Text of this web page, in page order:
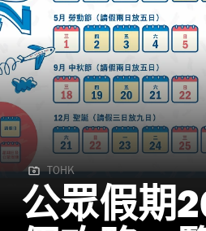
TOHK
TOHK
公眾假期